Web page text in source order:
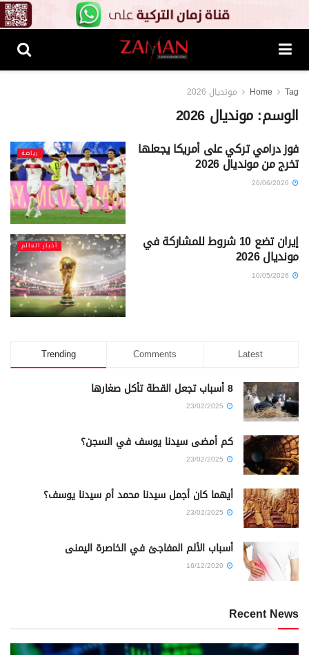
Home Tag مونديال 2026
الوسم:مونديال 2026
رياضة فوز درامي تركي على أمريكا يجعلها
تخرج من مونديال 2026
أخبار العالم إيران تضع 10 شروط للمشاركة في
مونديال 2026
Trending Comments Latest
8 أسباب تجعل القطة تأكل صغارها
كم أمضى سيدنا يوسف في السجن؟
أيهما كان أجمل سيدنا محمد أم سيدنا يوسف؟
أسباب الألم المفاجئ في الخاصرة اليمنى
Recent News